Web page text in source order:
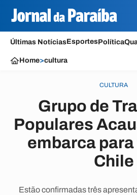
Últimas NotíciasEsportesPolítica
Home>cultura
CULTURA
Grupo de
Populares
embarca
Chile
Estão confirmadas três